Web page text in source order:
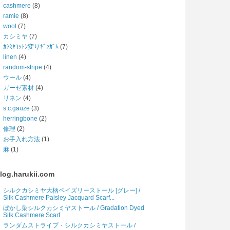
cashmere (8)
ramie (8)
wool (7)
カシミヤ (7)
ｶｼﾐﾔｺｯﾄﾝ変りｷﾞﾝｶﾞﾑ (7)
linen (4)
random-stripe (4)
ウール (4)
ガーゼ素材 (4)
リネン (4)
s.c.gauze (3)
herringbone (2)
修理 (2)
お手入れ方法 (1)
麻 (1)
シルクカシミヤ大柄ペイズリーストール [グレー] /
Silk Cashmere Paisley Jacquard Scarf...
ぼかし染シルクカシミヤストール / Gradation Dyed
Silk Cashmere Scarf
ランダムストライプ・シルクカシミヤストール /